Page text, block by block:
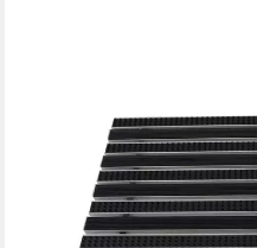
Fußmatte Eingangsmatte
Schwarz, rechteckig, Höhe:
Innen- und Außenbereich
ab 159,90 €
lieferbar - in 2-3 Werktagen bei dir